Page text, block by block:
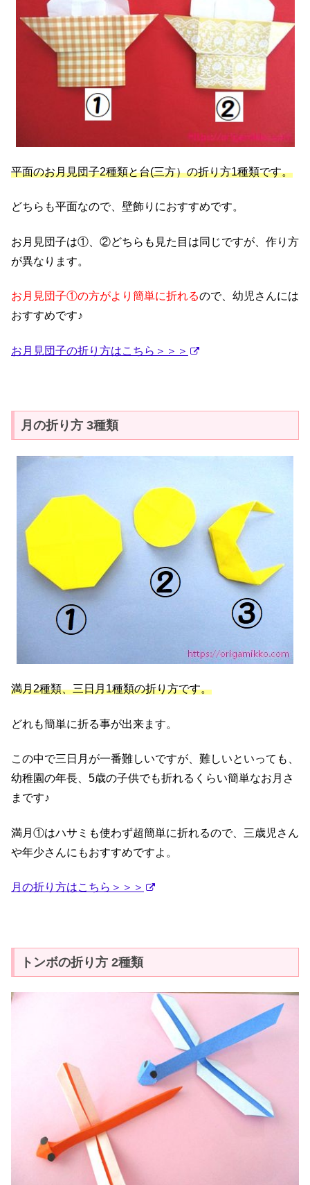
平面のお月見団子2種類と台(三方）の折り方1種類です。
どちらも平面なので、壁飾りにおすすめです。
お月見団子は①、②どちらも見た目は同じですが、作り方
が異なります。
お月見団子①の方がより簡単に折れるので、幼児さんには
おすすめです♪
お月見団子の折り方はこちら＞＞＞
月の折り方 3種類
満月2種類、三日月1種類の折り方です。
どれも簡単に折る事が出来ます。
この中で三日月が一番難しいですが、難しいといっても、
幼稚園の年長、5歳の子供でも折れるくらい簡単なお月さ
まです♪
満月①はハサミも使わず超簡単に折れるので、三歳児さん
や年少さんにもおすすめですよ。
月の折り方はこちら＞＞＞
トンボの折り方 2種類